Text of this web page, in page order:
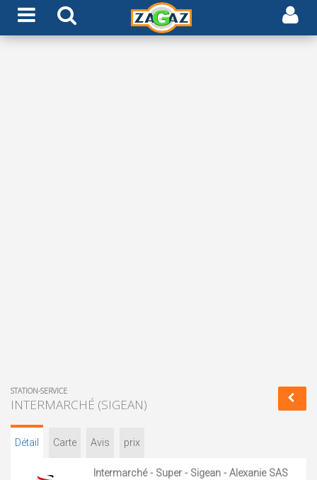
STATION-SERVICE
INTERMARCHÉ (SIGEAN)
Détail Carte Avis prix
Intermarché - Super - Sigean - Alexanie SAS